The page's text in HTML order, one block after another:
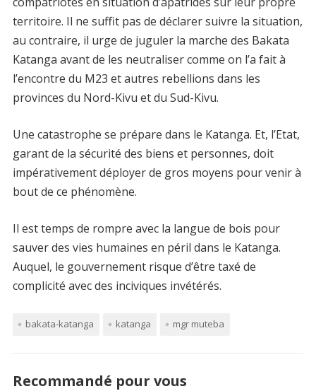
territoire. Il ne suffit pas de déclarer suivre la situation,
au contraire, il urge de juguler la marche des Bakata
Katanga avant de les neutraliser comme on l’a fait à
l’encontre du M23 et autres rebellions dans les
provinces du Nord-Kivu et du Sud-Kivu.
Une catastrophe se prépare dans le Katanga. Et, l’Etat,
garant de la sécurité des biens et personnes, doit
impérativement déployer de gros moyens pour venir à
bout de ce phénomène.
Il est temps de rompre avec la langue de bois pour
sauver des vies humaines en péril dans le Katanga.
Auquel, le gouvernement risque d’être taxé de
complicité avec des inciviques invétérés.
bakata-katanga katanga mgr muteba
Recommandé pour vous